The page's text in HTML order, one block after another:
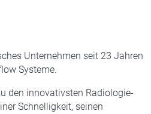
Unternehmen seit 23 Jahren
Systeme.
den innovativsten Radiologie-
Schnelligkeit, seinen